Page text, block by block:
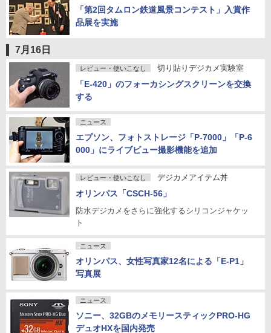
「第2回タムロン鉄道風景コンテスト」入賞作
品展を実施
7月16日
レビュー・使いこなし 切り貼りデジカメ実験室
「E-420」のフォーカシングスクリーンを交換
する
ニュース
エプソン、フォトストレージ「P-7000」「P-6
000」にライブビュー撮影機能を追加
レビュー・使いこなし デジカメアイテム丼
オリンパス「CSCH-56」
防水デジカメをさらに強化するシリコンジャケッ
ト
ニュース
オリンパス、女性写真家12名による「E-P1」
写真展
ニュース
ソニー、32GBのメモリースティックPRO-HG
デュオHXを国内発売